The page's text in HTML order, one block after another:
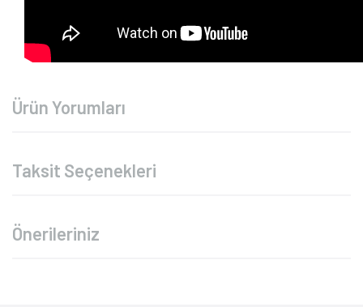
Ürün Yorumları
Taksit Seçenekleri
Önerileriniz